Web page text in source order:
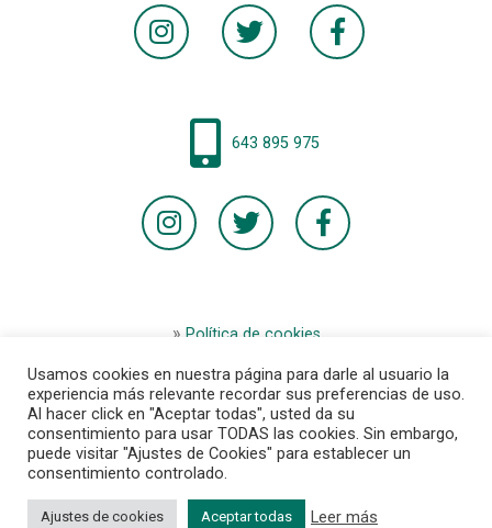
643 895 975
Política de cookies
Términos y condiciones de la tienda
Condiciones generales de la compra
Contacto
Usamos cookies en nuestra página para darle al usuario la
experiencia más relevante recordar sus preferencias de uso.
Al hacer click en "Aceptar todas", usted da su
consentimiento para usar TODAS las cookies. Sin embargo,
puede visitar "Ajustes de Cookies" para establecer un
consentimiento controlado.
Ajustes de cookies Aceptar todas Leer más